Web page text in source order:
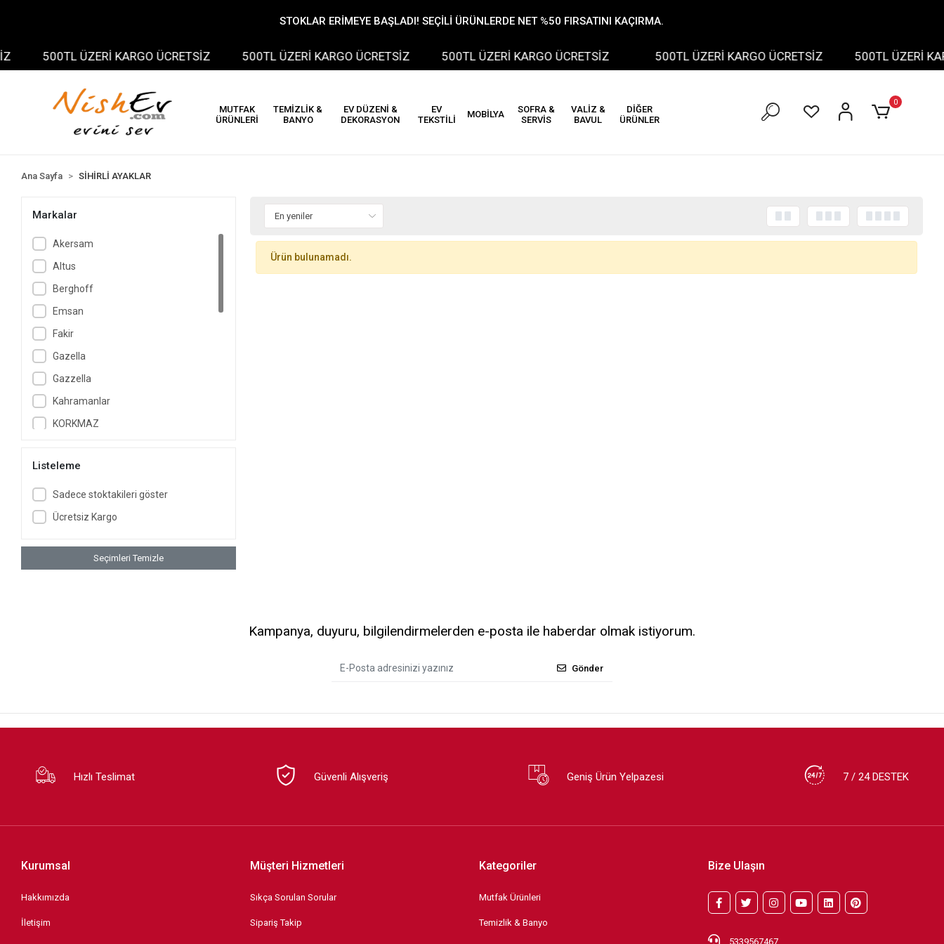
STOKLAR ERİMEYE BAŞLADI! SEÇİLİ ÜRÜNLERDE NET %50 FIRSATINI KAÇIRMA.
500TL ÜZERİ KARGO ÜCRETSİZ 500TL ÜZERİ KARGO ÜCRETSİZ 500TL ÜZERİ KARGO ÜCRETSİZ 500TL ÜZERİ KARGO ÜCRETSİZ 500TL ÜZERİ
MUTFAK
ÜRÜNLERİ
TEMİZLİK &
BANYO
EV DÜZENİ &
DEKORASYON
EV
TEKSTİLİ
MOBİLYA
SOFRA &
SERVİS
VALİZ &
BAVUL
DİĞER
ÜRÜNLER
0
Ana Sayfa SİHİRLİ AYAKLAR
Markalar
Akersam
Altus
Berghoff
Emsan
Fakir
Gazella
Gazzella
Kahramanlar
KORKMAZ
Lady Saraylı
Laguna
Nishev
Listeleme
Sadece stoktakileri göster
Ücretsiz Kargo
Seçimleri Temizle
Ürün bulunamadı.
Kampanya, duyuru, bilgilendirmelerden e-posta ile haberdar olmak istiyorum.
Gönder
Hızlı Teslimat Güvenli Alışveriş Geniş Ürün Yelpazesi 7 / 24 DESTEK
Kurumsal
Hakkımızda
İletişim
Müşteri Hizmetleri
Sıkça Sorulan Sorular
Sipariş Takip
Kategoriler
Mutfak Ürünleri
Temizlik & Banyo
Bize Ulaşın
5339567467